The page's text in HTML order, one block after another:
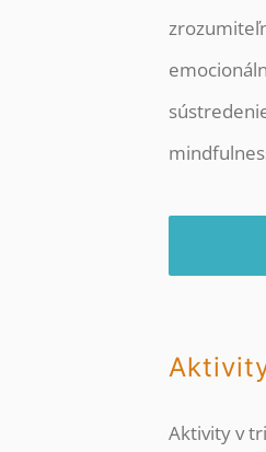
Aktivity v